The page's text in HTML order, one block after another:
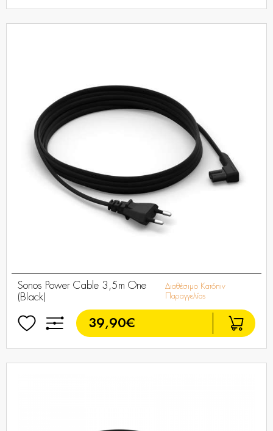
Sonos Power Cable 3,5m One
(Black)
Διαθέσιμο Κατόπιν
Παραγγελίας
39,90€